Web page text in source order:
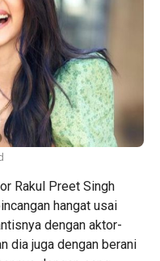
Rakul Preet Singh
hangat usai
dengan aktor-
dia juga dengan berani